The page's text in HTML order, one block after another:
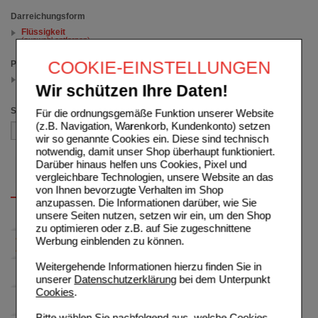
COOKIE-EINSTELLUNGEN
Wir schützen Ihre Daten!
Für die ordnungsgemäße Funktion unserer Website
(z.B. Navigation, Warenkorb, Kundenkonto) setzen
wir so genannte Cookies ein. Diese sind technisch
notwendig, damit unser Shop überhaupt funktioniert.
Darüber hinaus helfen uns Cookies, Pixel und
vergleichbare Technologien, unsere Website an das
von Ihnen bevorzugte Verhalten im Shop
anzupassen. Die Informationen darüber, wie Sie
unsere Seiten nutzen, setzen wir ein, um den Shop
zu optimieren oder z.B. auf Sie zugeschnittene
Werbung einblenden zu können.
Weitergehende Informationen hierzu finden Sie in
unserer Datenschutzerklärungbei dem Unterpunkt
Cookies.
Darreichungsform
Flüssigkeit
(auswahl entfernen)
Packungsgröße
(auswahl entfernen)
Sortieren nach